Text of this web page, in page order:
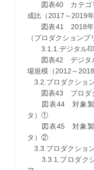
図表40 カテゴリ
成比（2017～2019年
図表41 2018年度
（プロダクションプ
3.1.1.デジタル印
図表42 デジタル
場規模（2012～
3.2.プロダクショ
図表43 プロダク
図表44 対象製
タ）①
図表45 対象製
タ）②
3.3.プロダクショ
3.3.1.プロダクシ